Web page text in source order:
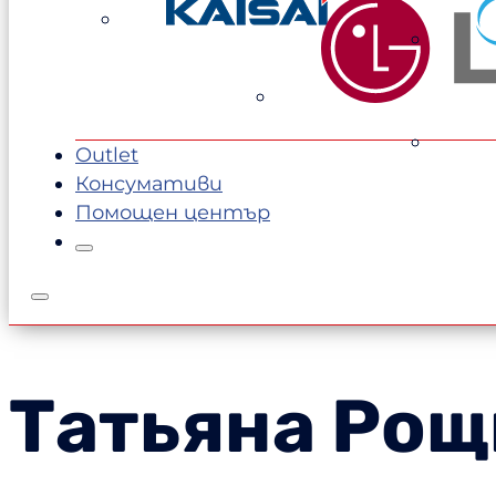
1197,00 €.
1124,00 €.
Outlet
Консумативи
Помощен център
Татьяна